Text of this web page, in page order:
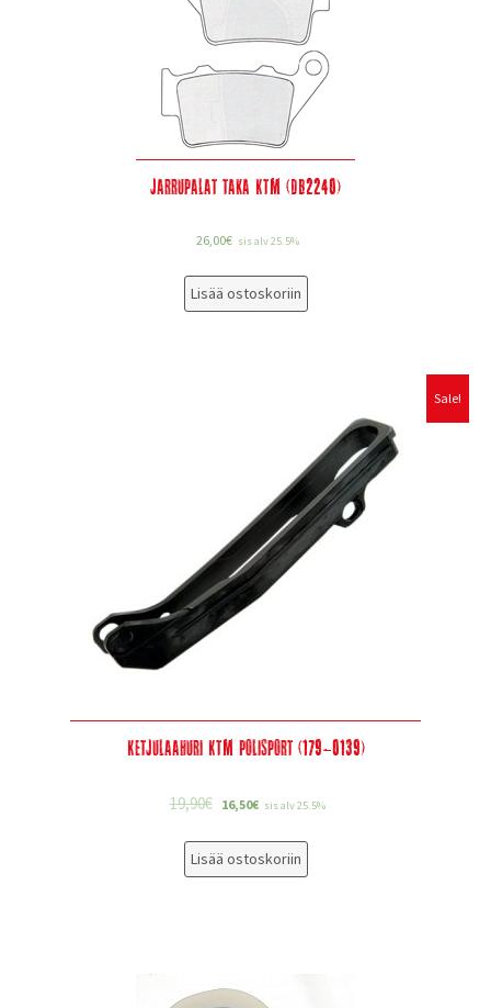
Jarrupalat taka KTM (DB2240)
26,00€ sis alv 25.5%
Lisää ostoskoriin
Sale!
Ketjulaahuri KTM Polisport (179-0139)
19,90€ 16,50€ sis alv 25.5%
Lisää ostoskoriin